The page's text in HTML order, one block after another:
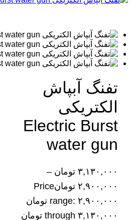
تفنگ آبپاش
الکتریکی
Electric Burst
water gun
۳,۱۳۰,۰۰۰ تومان –
۲,۹۰۰,۰۰۰ تومانPrice
range: ۲,۹۰۰,۰۰۰ تومان
through ۳,۱۳۰,۰۰۰ تومان